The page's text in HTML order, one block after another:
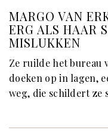
MARGO VAN
ERG ALS HAAR
MISLUKKEN
Ze ruilde het bureau
doeken op in lagen,
weg, die schildert ze